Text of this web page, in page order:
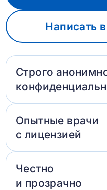
Написать
Строго
Опытные врачи
с лицензией
Честно
и прозрачно